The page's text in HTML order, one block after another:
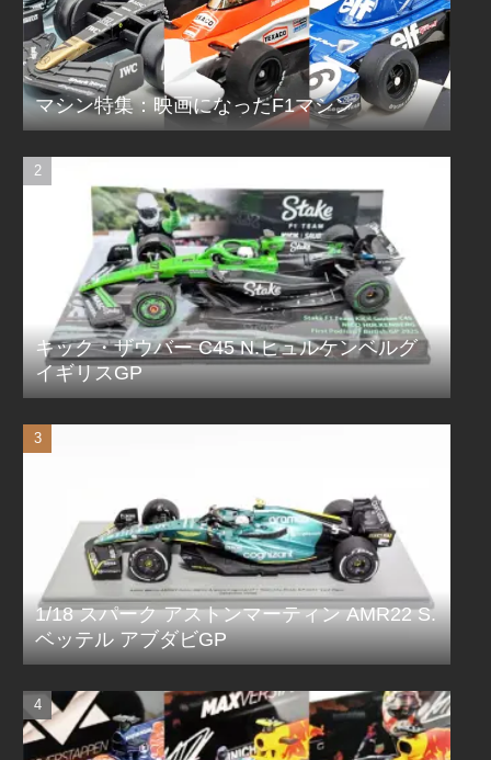
マシン特集：映画になったF1マシン
キック・ザウバー C45 N.ヒュルケンベルグ
イギリスGP
1/18 スパーク アストンマーティン AMR22 S.
ベッテル アブダビGP